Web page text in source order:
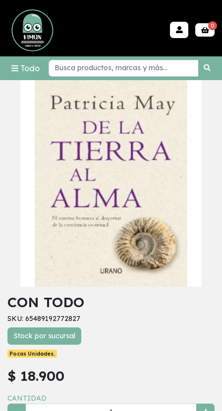
Todo
0
CON TODO
SKU: 65489192772827
Stock por sucursal
Pocas Unidades.
$ 18.900
CANTIDAD